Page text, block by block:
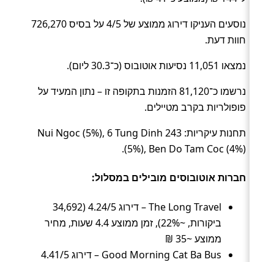
נוסעים העניקו דירוג ממוצע של 4/5 על בסיס 726,270
חוות דעת.
נמצאו 11,051 נסיעות אוטובוס (כ־30.3 ליום).
נרשמו כ־81,120 הזמנות בתקופה זו – נתון המעיד על
פופולריות בקרב מטיילים.
תחנות עיקריות: 243 Nui Ngoc (5%), 6 Tung Dinh
(5%), Ben Do Tam Coc (4%).
חברות אוטובוסים מובילים במסלול:
The Long Travel – דירוג 4.24/5 (34,692
ביקורות, ~22%), זמן ממוצע 4.4 שעות, מחיר
ממוצע ~35 ₪
Good Morning Cat Ba Bus – דירוג 4.41/5